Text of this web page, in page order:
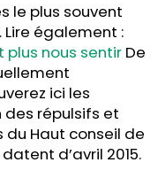
le plus souvent
également :
plus nous sentir De
ici les
répulsifs et
Haut conseil de
d’avril 2015.